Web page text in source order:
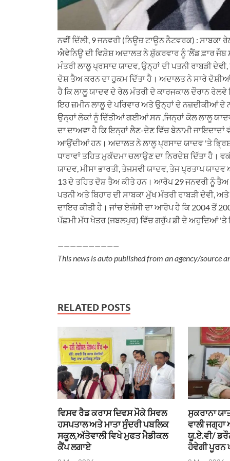
ਨਵੀਂ ਦਿੱਲੀ, 9 ਜਨਵਰੀ (ਨਿਊਜ਼ ਟਾਊਨ ਨੈਟਵਰਕ) : ਸਾਬਕਾ
ਐਵੇਨਿਊ ਦੀ ਵਿਸ਼ੇਸ਼ ਅਦਾਲਤ ਨੇ ਸ਼ੁੱਕਰਵਾਰ ਨੂੰ ‘ਲੈਂਡ ਫ਼ਾਰ ਜੌਬ
ਮੰਤਰੀ ਲਾਲੂ ਪ੍ਰਸਾਦ ਯਾਦਵ, ਉਨ੍ਹਾਂ ਦੀ ਪਤਨੀ ਰਾਬੜੀ
ਦੋਸ਼ ਤੈਅ ਕਰਨ ਦਾ ਹੁਕਮ ਦਿੱਤਾ ਹੈ। ਅਦਾਲਤ ਨੇ ਸਾਰੇ
ਹੈ ਕਿ ਲਾਲੂ ਯਾਦਵ ਦੇ ਰੇਲ ਮੰਤਰੀ ਦੇ ਕਾਰਜਕਾਲ ਦੌਰਾਨ
ਇਹ ਜ਼ਮੀਨ ਲਾਲੂ ਦੇ ਪਰਿਵਾਰ ਅਤੇ ਉਨ੍ਹਾਂ ਦੇ ਨਜ਼ਦੀਕੀਆਂ
ਉਨ੍ਹਾਂ ਲੋਕਾਂ ਨੂੰ ਦਿੱਤੀਆਂ ਗਈਆਂ ਸਨ ,ਜਿਨ੍ਹਾਂ ਕੋਲ ਲਾਲੂ
ਦਾ ਦਾਅਵਾ ਹੈ ਕਿ ਇਨ੍ਹਾਂ ਲੈਣ-ਦੇਣ ਵਿੱਚ ਬੇਨਾਮੀ
ਆਉਂਦੀਆਂ ਹਨ। ਅਦਾਲਤ ਨੇ ਲਾਲੂ ਪ੍ਰਸਾਦ ਯਾਦਵ 'ਤੇ
ਧਾਰਾਵਾਂ ਤਹਿਤ ਮੁਕੱਦਮਾ ਚਲਾਉਣ ਦਾ ਨਿਰਦੇਸ਼ ਦਿੱਤਾ
ਯਾਦਵ, ਮੀਸਾ ਭਾਰਤੀ, ਤੇਜਸਵੀ ਯਾਦਵ, ਤੇਜ ਪ੍ਰਤਾਪ
13 ਦੇ ਤਹਿਤ ਦੋਸ਼ ਤੈਅ ਕੀਤੇ ਹਨ। ਆਰੋਪ 29 ਜਨਵਰੀ ਨੂੰ
ਪਤਨੀ ਅਤੇ ਬਿਹਾਰ ਦੀ ਸਾਬਕਾ ਮੁੱਖ ਮੰਤਰੀ ਰਾਬੜੀ ਦੇਵੀ,
ਦਾਇਰ ਕੀਤੀ ਹੈ। ਜਾਂਚ ਏਜੰਸੀ ਦਾ ਆਰੋਪ ਹੈ ਕਿ 2004 ਤੋਂ
ਪੱਛਮੀ ਮੱਧ ਖੇਤਰ (ਜਬਲਪੁਰ) ਵਿੱਚ ਗਰੁੱਪ ਡੀ ਦੇ ਅਹੁਦਿਆਂ
——————————
This news is auto published from an agency/source
RELATED POSTS
ਵਿਸਵ ਰੈਡ ਕਰਾਸ ਦਿਵਸ ਮੌਕੇ ਸਿਵਲ
ਹਸਪਤਾਲ ਅਤੇ ਮਾਤਾ ਸੁੰਦਰੀ ਪਬਲਿਕ
ਸਕੂਲ,ਅੱਤੇਵਾਲੀ ਵਿਖੇ ਮੁਫਤ ਮੈਡੀਕਲ
ਕੈਂਪ ਲਗਾਏ
ਸੁਕਰਾਨਾ
ਵਾਲੀ
ਯੂ.ਏ.ਵੀ/
ਹੋਵੇਗੀ ਪੂਰਨ